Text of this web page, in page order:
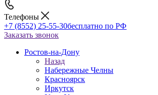
Телефоны
+7 (8552) 25-55-30бесплатно по РФ
Заказать звонок
Ростов-на-Дону
Назад
Набережные Челны
Красноярск
Иркутск